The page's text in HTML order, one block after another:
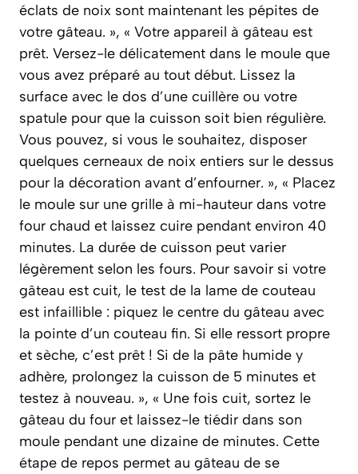
éclats de noix sont maintenant les pépites de
votre gâteau. », « Votre appareil à gâteau est
prêt. Versez-le délicatement dans le moule que
vous avez préparé au tout début. Lissez la
surface avec le dos d’une cuillère ou votre
spatule pour que la cuisson soit bien régulière.
Vous pouvez, si vous le souhaitez, disposer
quelques cerneaux de noix entiers sur le dessus
pour la décoration avant d’enfourner. », « Placez
le moule sur une grille à mi-hauteur dans votre
four chaud et laissez cuire pendant environ 40
minutes. La durée de cuisson peut varier
légèrement selon les fours. Pour savoir si votre
gâteau est cuit, le test de la lame de couteau
est infaillible : piquez le centre du gâteau avec
la pointe d’un couteau fin. Si elle ressort propre
et sèche, c’est prêt ! Si de la pâte humide y
adhère, prolongez la cuisson de 5 minutes et
testez à nouveau. », « Une fois cuit, sortez le
gâteau du four et laissez-le tiédir dans son
moule pendant une dizaine de minutes. Cette
étape de repos permet au gâteau de se